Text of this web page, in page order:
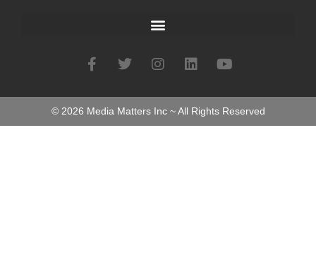
© 2026 Media Matters Inc ~ All Rights Reserved